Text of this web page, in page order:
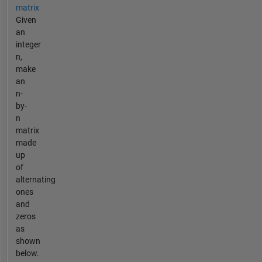
matrix
Given
an
integer
n,
make
an
n-
by-
n
matrix
made
up
of
alternating
ones
and
zeros
as
shown
below.